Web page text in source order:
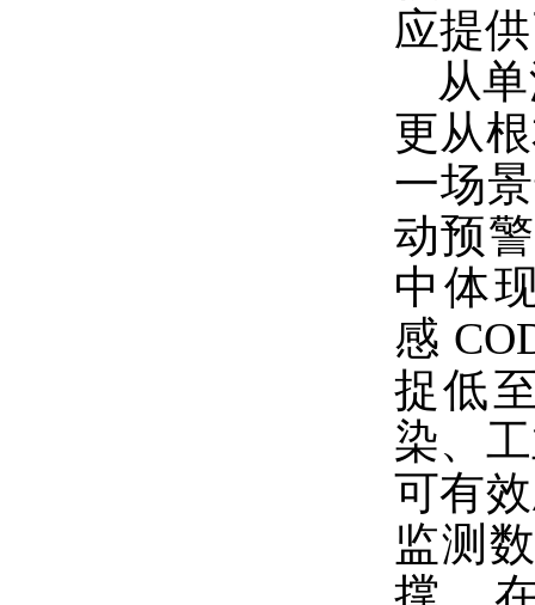
应提
从
更从
一场
动预
中体
感
捉低
染、
可有
监测